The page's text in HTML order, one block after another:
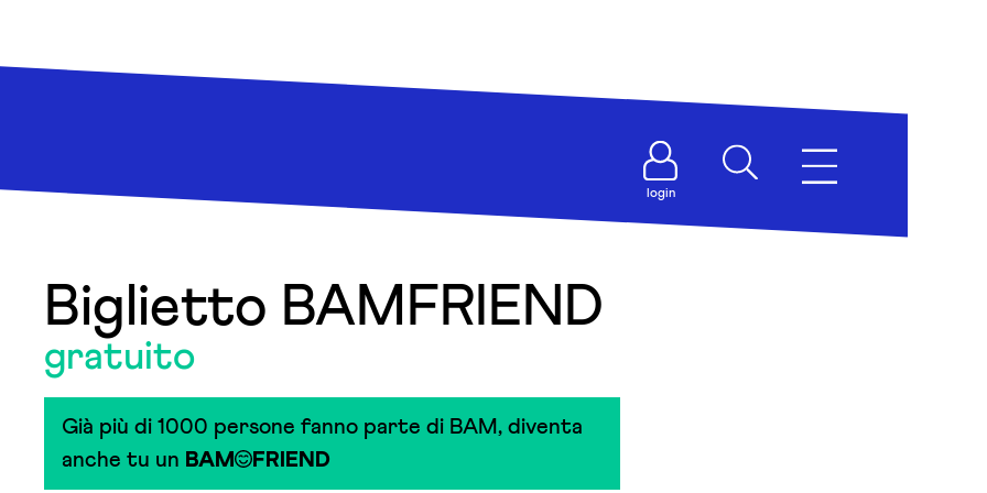
login
Biglietto BAMFRIEND
gratuito
Già più di 1000 persone fanno parte di BAM, diventa
anche tu un BAM FRIEND